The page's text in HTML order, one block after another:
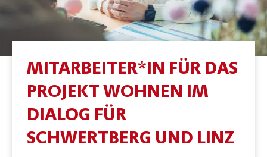
MITARBEITER​*​IN FÜR DAS
PROJEKT WOHNEN IM
DIALOG FÜR
SCHWERTBERG UND LINZ